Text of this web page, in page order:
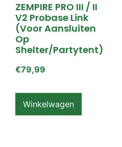
ZEMPIRE PRO III / II
V2 Probase Link
(voor Aansluiten
Op
Shelter/partytent)
€79,99
Winkelwagen